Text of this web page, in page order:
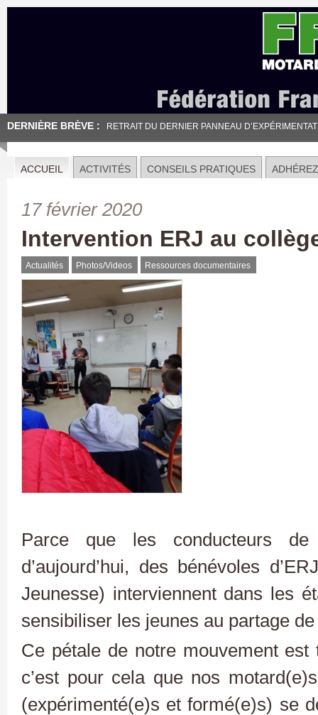
DERNIÈRE BRÈVE : RETRAIT DU DERNIER PANNEAU
ACCUEIL ACTIVITÉS CONSEILS PRATIQUES ADHÉREZ
17 février 2020
Intervention ERJ au
Actualités Photos/Videos Ressources documentaires
Parce que les conducteurs
d’aujourd’hui, des bénévoles
Jeunesse) interviennent dans l es
sensibiliser les jeunes au partage
Ce pétale de notre mouvement
c’est pour cela que nos
(expérimenté(e)s et formé(e)s) se